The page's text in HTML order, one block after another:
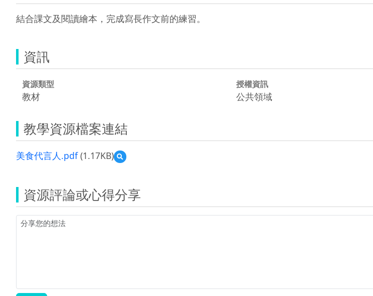
結合課文及閱讀繪本，完成寫長作文前的練習。
資訊
資源類型
教材
授權資訊
公共領域
教學資源檔案連結
美食代言人.pdf(1.17KB)
預
覽
代
言
人.pdf
資源評論或心得分享